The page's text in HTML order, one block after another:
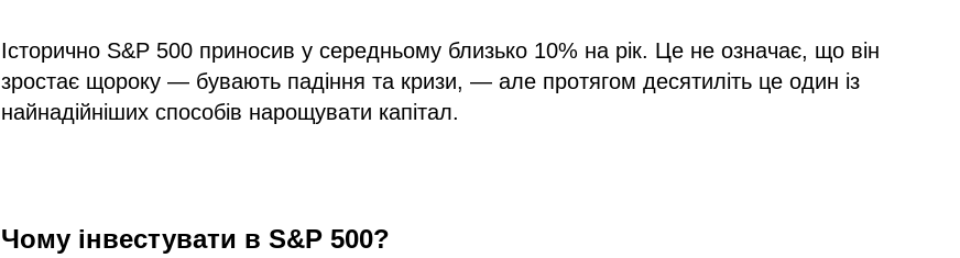
Історично S&P 500 приносив у середньому близько 10% на рік. Це не означає, що він
зростає щороку — бувають падіння та кризи, — але протягом десятиліть це один із
найнадійніших способів нарощувати капітал.
Чому інвестувати в S&P 500?